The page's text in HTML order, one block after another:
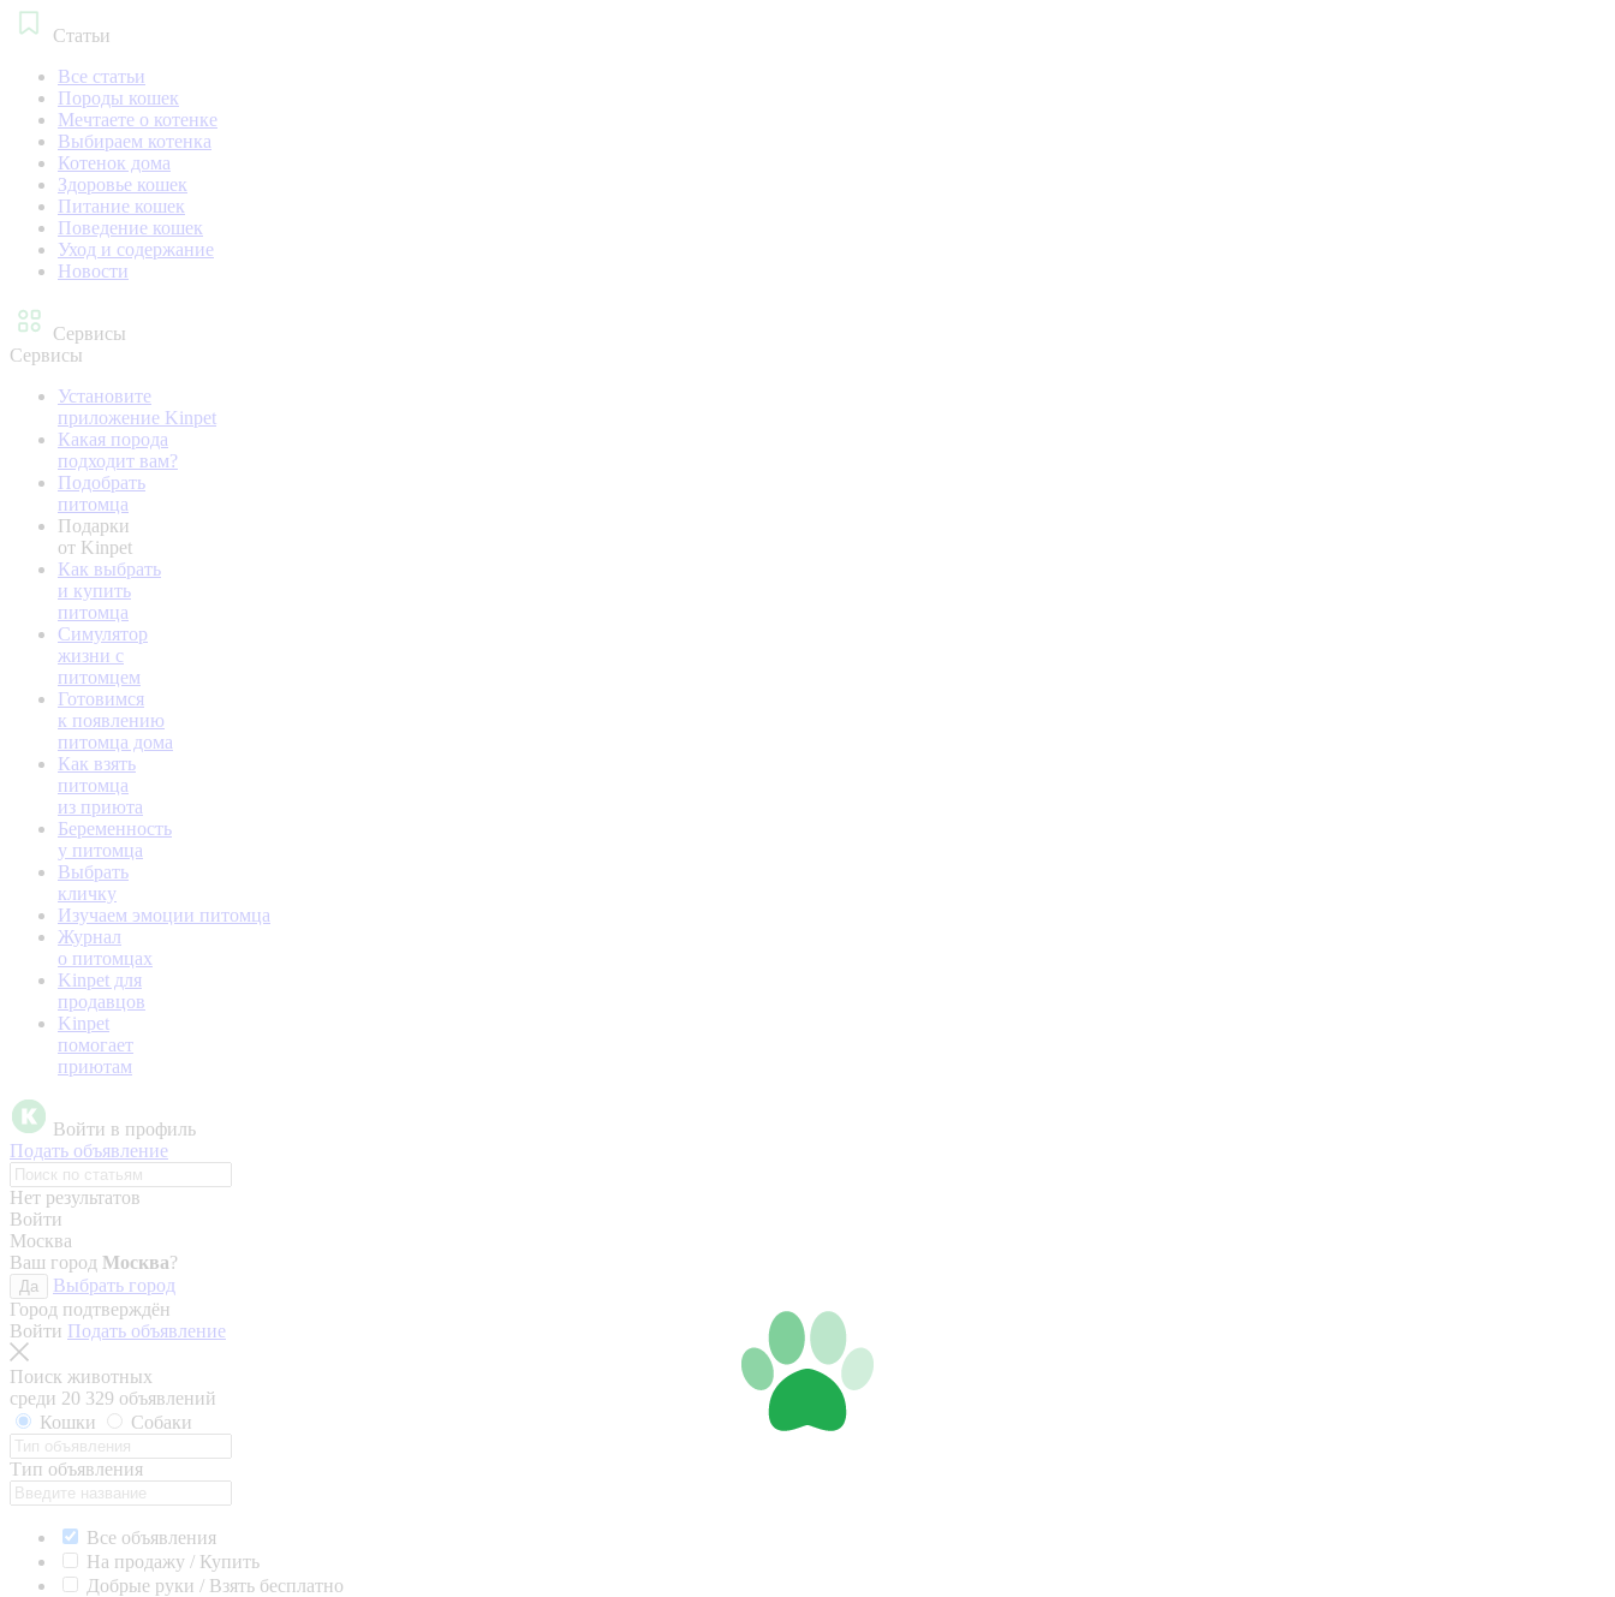
Статьи
Все статьи
Породы кошек
Мечтаете о котенке
Выбираем котенка
Котенок дома
Здоровье кошек
Питание кошек
Поведение кошек
Уход и содержание
Новости
Сервисы
Сервисы
Установите
приложение Kinpet
Какая порода
подходит вам?
Подобрать
питомца
Подарки
от Kinpet
Как выбрать
и купить
питомца
Симулятор
жизни с
питомцем
Готовимся
к появлению
питомца дома
Как взять
питомца
из приюта
Беременность
у питомца
Выбрать
кличку
Изучаем эмоции питомца
Журнал
о питомцах
Kinpet для
продавцов
Kinpet
помогает
приютам
Войти в профиль
Подать объявление
Нет результатов
Войти
Москва
Ваш город Москва?
Да
Выбрать город
Город подтверждён
Войти Подать объявление
Поиск животных
среди 20 329 объявлений
Кошки
Собаки
Тип объявления
Все объявления
На продажу / Купить
Добрые руки / Взять бесплатно